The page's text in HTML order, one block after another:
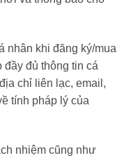
nhân khi đăng ký/mua
đầy đủ thông tin cá
chỉ liên lạc, email,
tính pháp lý của
nhiệm cũng như